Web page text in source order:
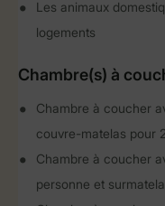
Les animaux
logements
Chambre(s) à
Chambre à coucher
couvre-matelas pour
Chambre à coucher
personne et